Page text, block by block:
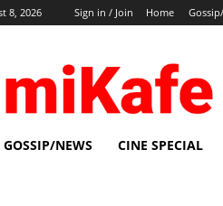
8, 2026 Sign in / Join Home
GOSSIP/NEWS CINE SPECIAL